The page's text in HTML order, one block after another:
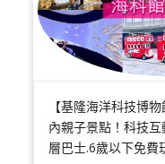
【基隆海洋科技博
內親子景點！科技
層巴士.6歲以下免費